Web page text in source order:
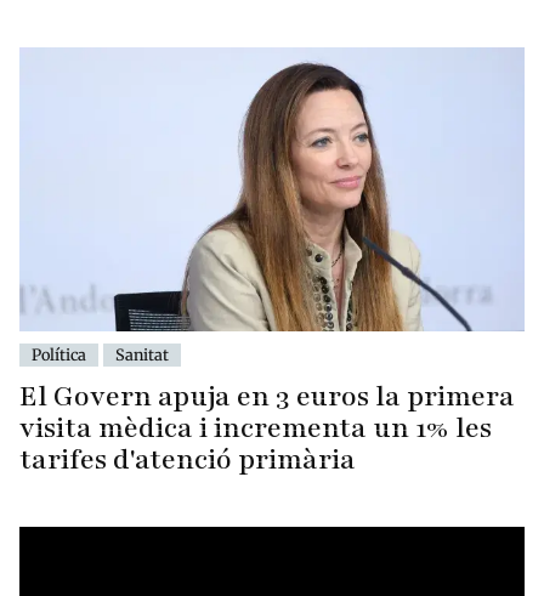
Política Sanitat
El Govern apuja en 3 euros la primera
visita mèdica i incrementa un 1% les
tarifes d'atenció primària